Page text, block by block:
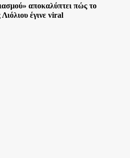
αποκαλύπτει πώς το
έγινε viral